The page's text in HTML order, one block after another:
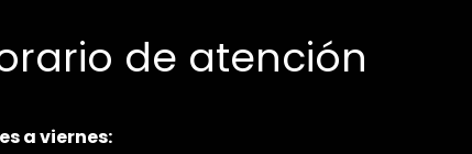
de atención
a viernes: